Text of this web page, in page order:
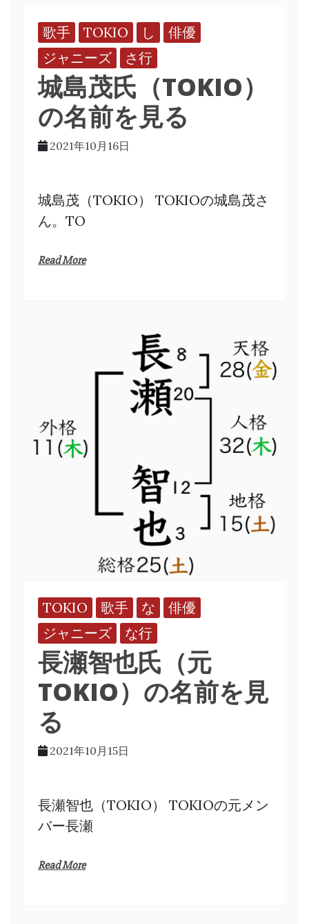
歌手 TOKIO し
俳優
ジャニーズ
さ行
城島茂氏（TOKIO）
の名前を見る
2021年10月16日
城島茂（TOKIO） TOKIOの城島茂さ
ん。TO
Read More
TOKIO 歌手 な
俳優
ジャニーズ
な行
長瀬智也氏（元
TOKIO）の名前を見
る
2021年10月15日
長瀬智也（TOKIO） TOKIOの元メン
バー長瀬
Read More